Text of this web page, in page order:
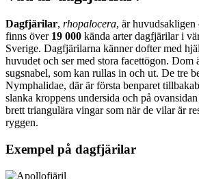
Dagfjärilar, rhopalocera, är
finns över 19 000 kända arter dagfjärilar i
Sverige. Dagfjärilarna känner dofter med
huvudet och ser med stora facettögon. Dom
sugsnabel, som kan rullas in och ut. De tre
Nymphalidae, där är första benparet
slanka kroppens undersida och på
brett triangulära vingar som när de vilar är
ryggen.
Exempel på dagfjärilar